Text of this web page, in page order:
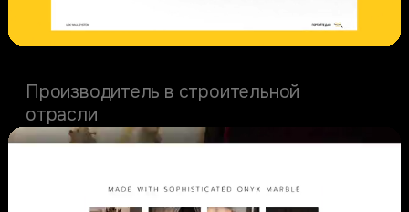
Производитель в строительной
отрасли